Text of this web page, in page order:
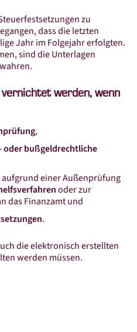
FacebookInstagram
zu
dass die letzten
Jahr im Folgejahr erfolgten.
sind die Unterlagen
werden, wenn
,
oder bußgeldrechtliche
einer Außenprüfung
oder zur
das Finanzamt und
.
die elektronisch erstellten
werden müssen.